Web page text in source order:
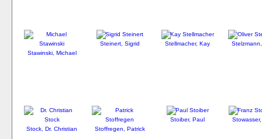
Stawinski, Michael
Steinert, Sigrid Stellmacher, Kay
Stock, Dr. Christian Stoffregen, Patrick
Stoiber, Paul